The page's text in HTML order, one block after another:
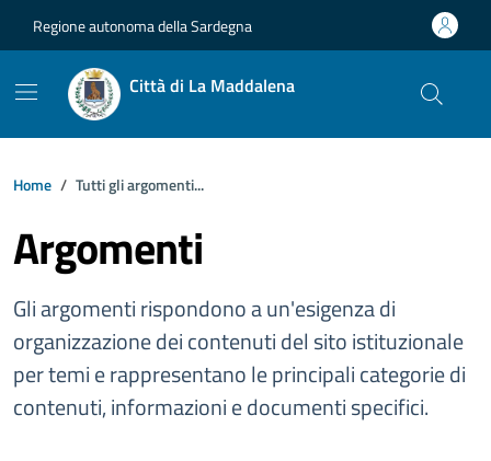
Regione autonoma della Sardegna
Città di La Maddalena
Home Tutti gli argomenti...
Argomenti
Gli argomenti rispondono a un'esigenza di
organizzazione dei contenuti del sito istituzionale
per temi e rappresentano le principali categorie di
contenuti, informazioni e documenti specifici.